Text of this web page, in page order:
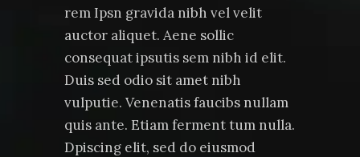
rem Ipsn gravida nibh vel velit
auctor aliquet. Aene sollic
consequat ipsutis sem nibh id elit.
Duis sed odio sit amet nibh
vulputie. Venenatis faucibs nullam
quis ante. Etiam ferment tum nulla.
Dpiscing elit, sed do eiusmod